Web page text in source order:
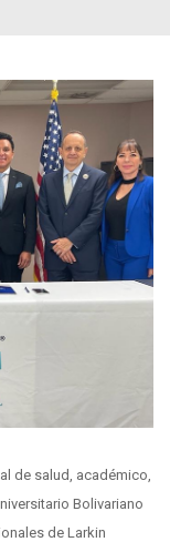
de salud, académico,
Bolivariano
de Larkin